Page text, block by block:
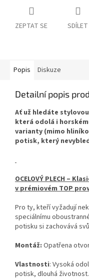
ZEPTAT SE SDÍLET
Popis Diskuze
Detailní popis
Ať už hledáte
která odolá i
varianty (mimo
potisk, který
OCELOVÝ PLECH –
v prémiovém TOP
Pro ty, kteří vyžadují
speciálnímu
potisku si zachovává
Montáž: Opatřena
Vlastnosti: Vysoká
potisk, dlouhá životnost.